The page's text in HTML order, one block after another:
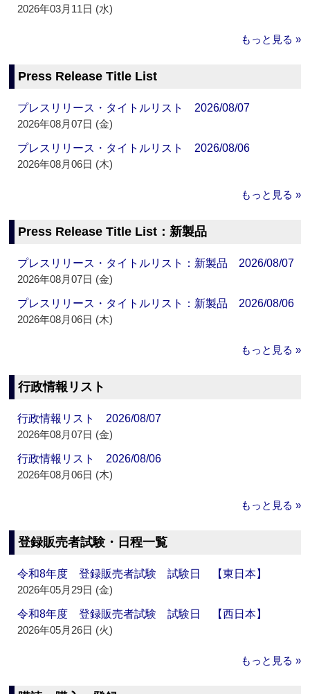
2026年03月11日 (水)
もっと見る »
Press Release Title List
プレスリリース・タイトルリスト 2026/08/07
2026年08月07日 (金)
プレスリリース・タイトルリスト 2026/08/06
2026年08月06日 (木)
もっと見る »
Press Release Title List：新製品
プレスリリース・タイトルリスト：新製品 2026/08/07
2026年08月07日 (金)
プレスリリース・タイトルリスト：新製品 2026/08/06
2026年08月06日 (木)
もっと見る »
行政情報リスト
行政情報リスト 2026/08/07
2026年08月07日 (金)
行政情報リスト 2026/08/06
2026年08月06日 (木)
もっと見る »
登録販売者試験・日程一覧
令和8年度 登録販売者試験 試験日 【東日本】
2026年05月29日 (金)
令和8年度 登録販売者試験 試験日 【西日本】
2026年05月26日 (火)
もっと見る »